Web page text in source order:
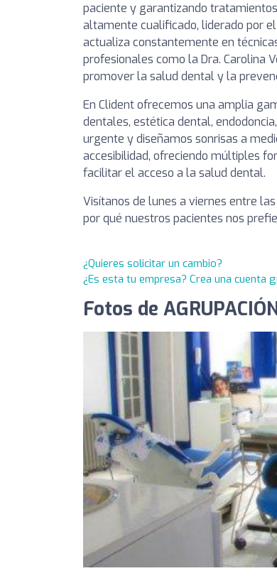
paciente y garantizando
altamente cualificado, liderado por el
actualiza constantemente en
profesionales como la Dra. Carolina
promover la salud dental y la
En Clident ofrecemos una amplia
dentales, estética dental,
urgente y diseñamos sonrisas a
accesibilidad, ofreciendo múltiples
facilitar el acceso a la salud dental.
Visítanos de lunes a viernes entre
por qué nuestros pacientes nos
¿Quieres solicitar un cambio?
¿Es esta tu empresa? Crea una
Fotos de